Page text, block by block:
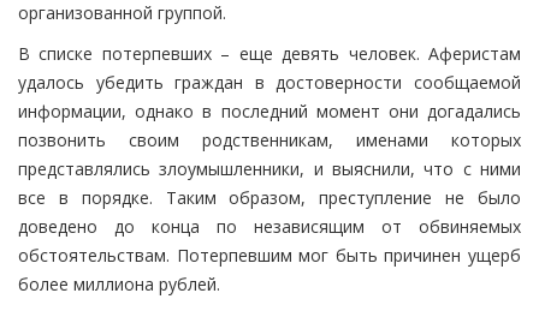
организованной группой.
В списке потерпевших – еще девять человек. Аферистам
удалось убедить граждан в достоверности сообщаемой
информации, однако в последний момент они догадались
позвонить своим родственникам, именами которых
представлялись злоумышленники, и выяснили, что с ними
все в порядке. Таким образом, преступление не было
доведено до конца по независящим от обвиняемых
обстоятельствам. Потерпевшим мог быть причинен ущерб
более миллиона рублей.